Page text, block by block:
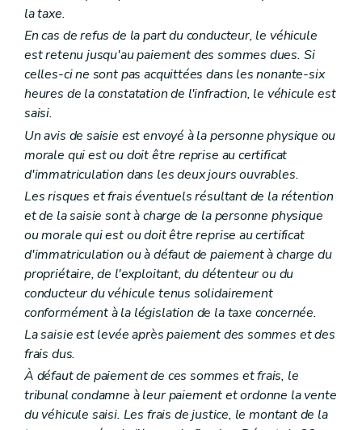
la taxe.
En cas de refus de la part du conducteur, le véhicule
est retenu jusqu'au paiement des sommes dues. Si
celles-ci ne sont pas acquittées dans les nonante-six
heures de la constatation de l'infraction, le véhicule est
saisi.
Un avis de saisie est envoyé à la personne physique ou
morale qui est ou doit être reprise au certificat
d'immatriculation dans les deux jours ouvrables.
Les risques et frais éventuels résultant de la rétention
et de la saisie sont à charge de la personne physique
ou morale qui est ou doit être reprise au certificat
d'immatriculation ou à défaut de paiement à charge du
propriétaire, de l'exploitant, du détenteur ou du
conducteur du véhicule tenus solidairement
conformément à la législation de la taxe concernée.
La saisie est levée après paiement des sommes et des
frais dus.
À défaut de paiement de ces sommes et frais, le
tribunal condamne à leur paiement et ordonne la vente
du véhicule saisi. Les frais de justice, le montant de la